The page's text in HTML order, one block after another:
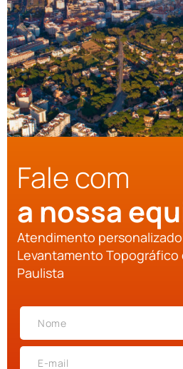
Fale com
a nossa
Atendimento
Levantamento Topográfico
Paulista